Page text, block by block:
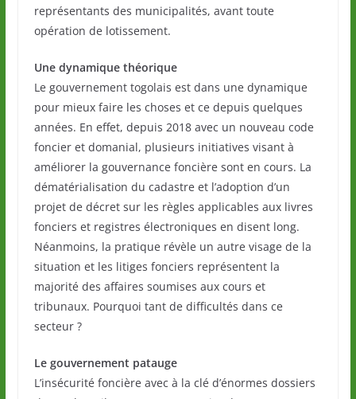
représentants des municipalités, avant toute
opération de lotissement.
Une dynamique théorique
Le gouvernement togolais est dans une dynamique
pour mieux faire les choses et ce depuis quelques
années. En effet, depuis 2018 avec un nouveau code
foncier et domanial, plusieurs initiatives visant à
améliorer la gouvernance foncière sont en cours. La
dématérialisation du cadastre et l’adoption d’un
projet de décret sur les règles applicables aux livres
fonciers et registres électroniques en disent long.
Néanmoins, la pratique révèle un autre visage de la
situation et les litiges fonciers représentent la
majorité des affaires soumises aux cours et
tribunaux. Pourquoi tant de difficultés dans ce
secteur ?
Le gouvernement patauge
L’insécurité foncière avec à la clé d’énormes dossiers